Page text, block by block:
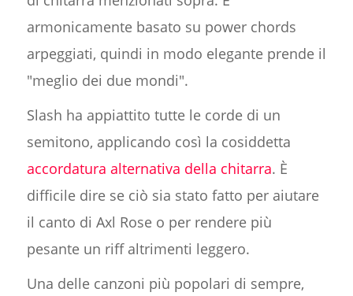
armonicamente basato su power chords
arpeggiati, quindi in modo elegante prende il
"meglio dei due mondi".
Slash ha appiattito tutte le corde di un
semitono, applicando così la cosiddetta
accordatura alternativa della chitarra. È
difficile dire se ciò sia stato fatto per aiutare
il canto di Axl Rose o per rendere più
pesante un riff altrimenti leggero.
Una delle canzoni più popolari di sempre,